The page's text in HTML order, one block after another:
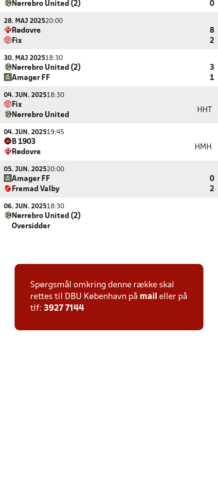
Nørrebro United (2)
0
28. MAJ 202520:00
Rødovre
8
Fix
2
30. MAJ 202518:30
Nørrebro United (2)
3
Amager FF
1
04. JUN. 202518:30
Fix
Nørrebro United
HHT
04. JUN. 202519:45
B 1903
Rødovre
HMH
05. JUN. 202520:00
Amager FF
0
Fremad Valby
2
06. JUN. 202518:30
Nørrebro United (2)
Oversidder
Spørgsmål omkring denne række skal
rettes til DBU København på mail eller på
tlf: 3927 7144